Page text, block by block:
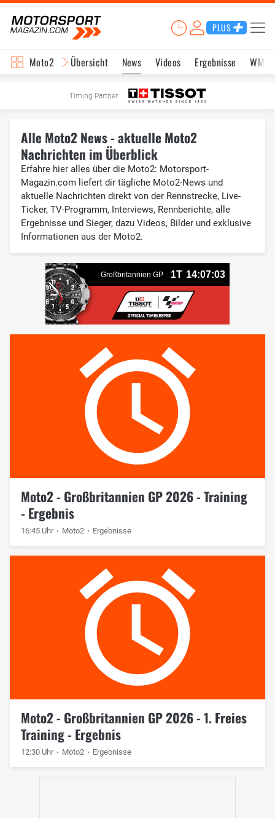
PLUS
Moto2 Übersicht News Videos Ergebnisse WM-
Timing Partner
Alle Moto2 News - aktuelle Moto2
Nachrichten im Überblick
Erfahre hier alles über die Moto2: Motorsport-
Magazin.com liefert dir tägliche Moto2-News und
aktuelle Nachrichten direkt von der Rennstrecke, Live-
Ticker, TV-Programm, Interviews, Rennberichte, alle
Ergebnisse und Sieger, dazu Videos, Bilder und exklusive
Informationen aus der Moto2.
Moto2 - Großbritannien GP 2026 - Training
- Ergebnis
16:45 Uhr Moto2 Ergebnisse
Moto2 - Großbritannien GP 2026 - 1. Freies
Training - Ergebnis
12:30 Uhr Moto2 Ergebnisse